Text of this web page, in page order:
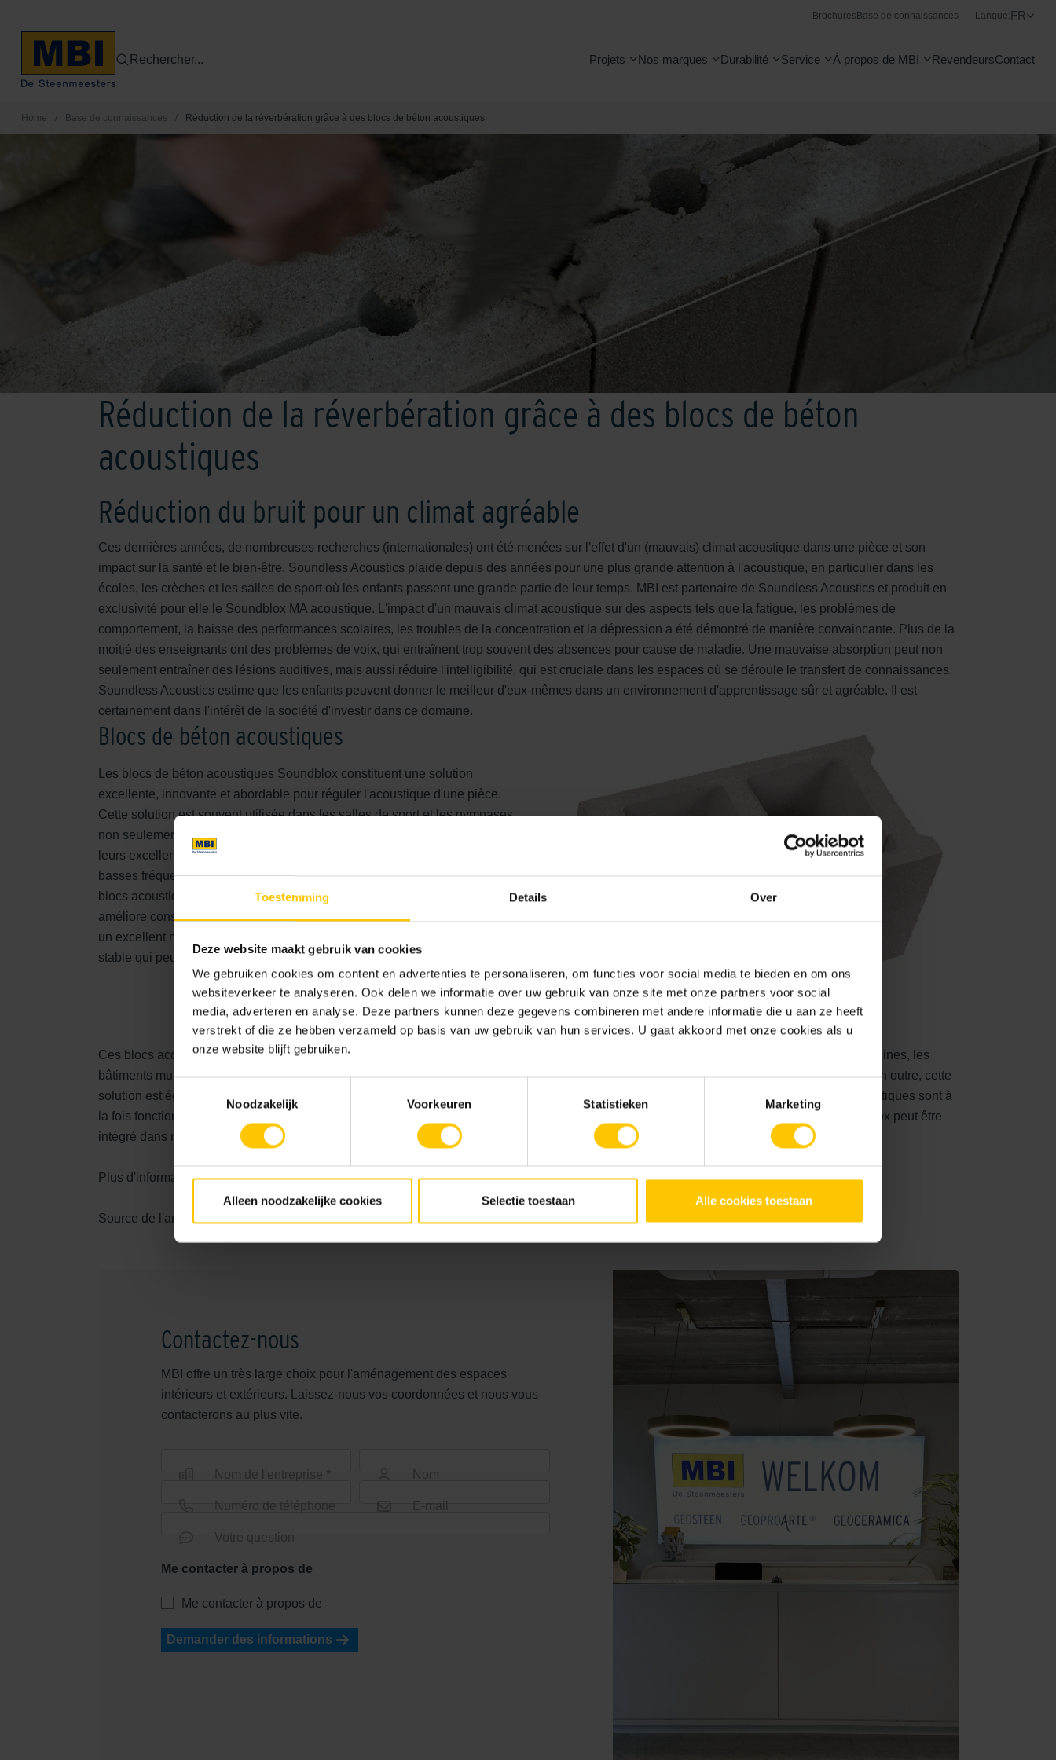
Toestemming Details Over
Deze website maakt gebruik van cookies
We gebruiken cookies om content en advertenties te personaliseren, om functies voor social media te bieden en om ons
websiteverkeer te analyseren. Ook delen we informatie over uw gebruik van onze site met onze partners voor social
media, adverteren en analyse. Deze partners kunnen deze gegevens combineren met andere informatie die u aan ze heeft
verstrekt of die ze hebben verzameld op basis van uw gebruik van hun services. U gaat akkoord met onze cookies als u
onze website blijft gebruiken.
Noodzakelijk
Voorkeuren Statistieken Marketing
Alleen noodzakelijke cookies Selectie toestaan Alle cookies toestaan
Brochures Base de connaissances Langue:FR
Rechercher... Projets Nos marques Durabilité Service À propos de MBI RevendeursContact
Home / Base de connaissances / Réduction de la réverbération grâce à des blocs de béton acoustiques
Réduction de la réverbération grâce à des blocs de béton
acoustiques
Réduction du bruit pour un climat agréable
Ces dernières années, de nombreuses recherches (internationales) ont été menées sur l'effet d'un (mauvais) climat acoustique dans une pièce et son
impact sur la santé et le bien-être. Soundless Acoustics plaide depuis des années pour une plus grande attention à l'acoustique, en particulier dans les
écoles, les crèches et les salles de sport où les enfants passent une grande partie de leur temps. MBI est partenaire de Soundless Acoustics et produit en
exclusivité pour elle le Soundblox MA acoustique. L'impact d'un mauvais climat acoustique sur des aspects tels que la fatigue, les problèmes de
comportement, la baisse des performances scolaires, les troubles de la concentration et la dépression a été démontré de manière convaincante. Plus de la
moitié des enseignants ont des problèmes de voix, qui entraînent trop souvent des absences pour cause de maladie. Une mauvaise absorption peut non
seulement entraîner des lésions auditives, mais aussi réduire l'intelligibilité, qui est cruciale dans les espaces où se déroule le transfert de connaissances.
Soundless Acoustics estime que les enfants peuvent donner le meilleur d'eux-mêmes dans un environnement d'apprentissage sûr et agréable. Il est
certainement dans l'intérêt de la société d'investir dans ce domaine.
Blocs de béton acoustiques
Les blocs de béton acoustiques Soundblox constituent une solution
excellente, innovante et abordable pour réguler l'acoustique d'une pièce.
Cette solution est souvent utilisée dans les salles de sport et les gymnases,
non seulement en raison de leur résistance aux chocs, mais aussi pour
leurs excellentes propriétés d'absorption. Cela vaut en particulier pour les
basses fréquences (bruits de ballons) et les fréquences de la parole. Ces
blocs acoustiques réduisent la réverbération gênante dans la pièce, ce qui
améliore considérablement l'intelligibilité. Soundblox constitue également
un excellent moyen d'intégrer l'absorption dans une cloison (de séparation)
stable qui peut également être construite en hauteur.
Ces blocs acoustiques ont de nombreuses applications possibles, telles que les écoles (couloirs et salles de classe), les auditoriums, les piscines, les
bâtiments multifonctionnels, les églises, les usines, les théâtres, les conservatoires, les casernes et les locaux abritant des transformateurs. En outre, cette
solution est également parfaitement adaptée aux applications extérieures telles que les parkings, les gares et les autoroutes. Les blocs acoustiques sont à
la fois fonctionnels et décoratifs et s'intègrent dans n'importe quel concept. Qu'il s'agisse d'un look industriel ou d'un style classique, Soundblox peut être
intégré dans n'importe quel design grâce à un large choix de couleurs, de films ou de formes.
Plus d'informations :www.soundlessacoustics.com/
Source de l'article : Bouw Totaal
Contactez-nous
MBI offre un très large choix pour l'aménagement des espaces
intérieurs et extérieurs. Laissez-nous vos coordonnées et nous vous
contacterons au plus vite.
Nom de l'entreprise * Nom
Numéro de téléphone E-mail
Votre question
Me contacter à propos de
Me contacter à propos de
Demander des informations